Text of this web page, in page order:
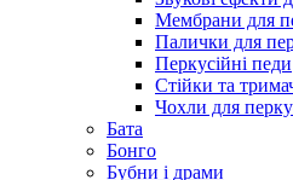
Мембрани для
Палички для
Перкусійні педи
Стійки та
Чохли для
Бата
Бонго
Бубни і драми